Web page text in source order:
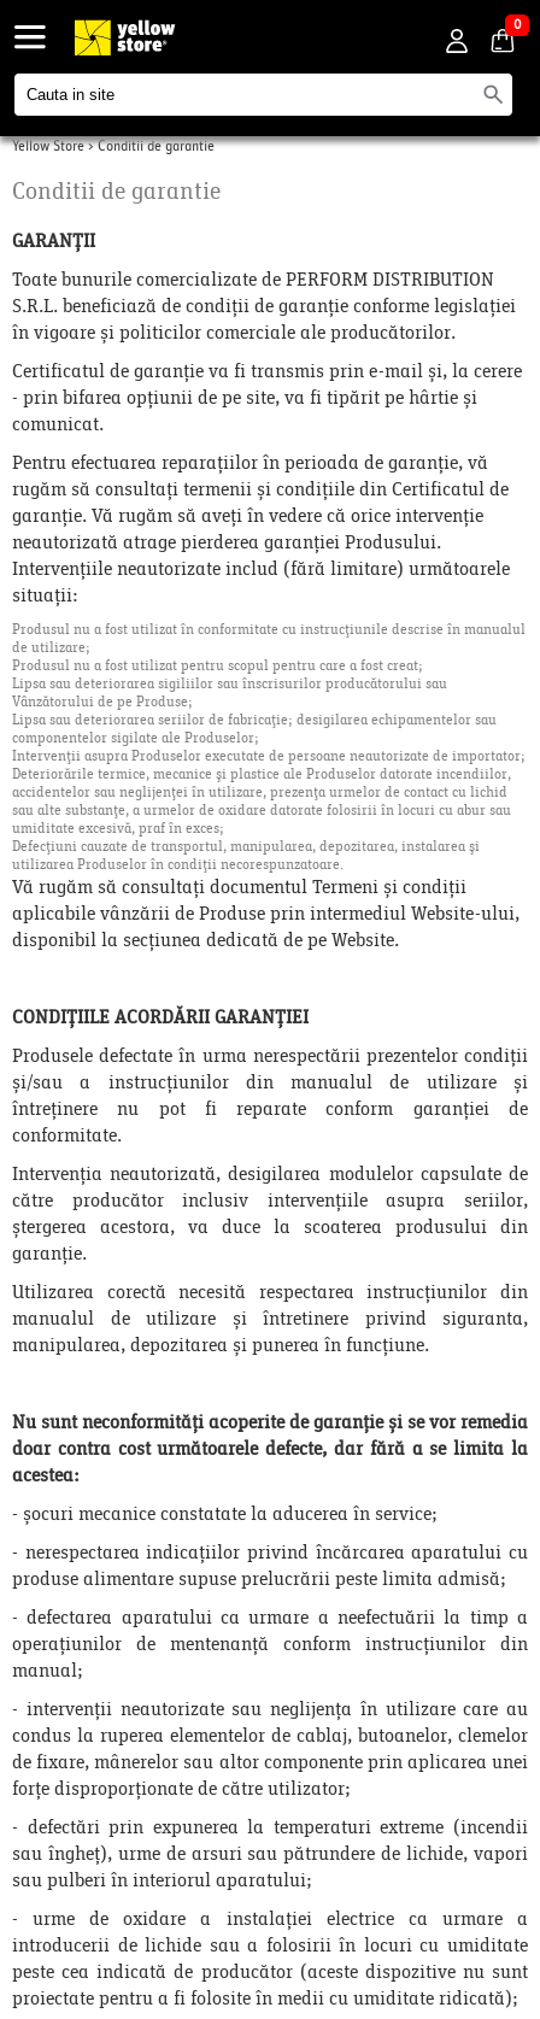
0
Yellow Store>Conditii de garantie
Conditii de garantie
GARANȚII
Toate bunurile comercializate de PERFORM DISTRIBUTION
S.R.L. beneficiază de condiții de garanție conforme legislației
în vigoare și politicilor comerciale ale producătorilor.
Certificatul de garanție va fi transmis prin e-mail și, la cerere
- prin bifarea opțiunii de pe site, va fi tipărit pe hârtie și
comunicat.
Pentru efectuarea reparațiilor în perioada de garanție, vă
rugăm să consultați termenii și condițiile din Certificatul de
garanție. Vă rugăm să aveți în vedere că orice intervenție
neautorizată atrage pierderea garanției Produsului.
Intervențiile neautorizate includ (fără limitare) următoarele
situații:
Produsul nu a fost utilizat în conformitate cu instrucţiunile descrise în manualul
de utilizare;
Produsul nu a fost utilizat pentru scopul pentru care a fost creat;
Lipsa sau deteriorarea sigiliilor sau înscrisurilor producătorului sau
Vânzătorului de pe Produse;
Lipsa sau deteriorarea seriilor de fabricaţie; desigilarea echipamentelor sau
componentelor sigilate ale Produselor;
Intervenţii asupra Produselor executate de persoane neautorizate de importator;
Deteriorările termice, mecanice şi plastice ale Produselor datorate incendiilor,
accidentelor sau neglijenţei în utilizare, prezenţa urmelor de contact cu lichid
sau alte substanţe, a urmelor de oxidare datorate folosirii în locuri cu abur sau
umiditate excesivă, praf în exces;
Defecţiuni cauzate de transportul, manipularea, depozitarea, instalarea şi
utilizarea Produselor în condiţii necorespunzatoare.
Vă rugăm să consultați documentul Termeni și condiții
aplicabile vânzării de Produse prin intermediul Website-ului,
disponibil la secțiunea dedicată de pe Website.
CONDIȚIILE ACORDĂRII GARANȚIEI
Produsele defectate în urma nerespectării prezentelor condiții
și/sau a instrucțiunilor din manualul de utilizare și
întreținere nu pot fi reparate conform garanției de
conformitate.
Intervenția neautorizată, desigilarea modulelor capsulate de
către producător inclusiv intervențiile asupra seriilor,
ștergerea acestora, va duce la scoaterea produsului din
garanție.
Utilizarea corectă necesită respectarea instrucțiunilor din
manualul de utilizare și întretinere privind siguranta,
manipularea, depozitarea și punerea în funcțiune.
Nu sunt neconformități acoperite de garanție și se vor remedia
doar contra cost următoarele defecte, dar fără a se limita la
acestea:
- șocuri mecanice constatate la aducerea în service;
- nerespectarea indicațiilor privind încărcarea aparatului cu
produse alimentare supuse prelucrării peste limita admisă;
- defectarea aparatului ca urmare a neefectuării la timp a
operațiunilor de mentenanță conform instrucțiunilor din
manual;
- intervenții neautorizate sau neglijența în utilizare care au
condus la ruperea elementelor de cablaj, butoanelor, clemelor
de fixare, mânerelor sau altor componente prin aplicarea unei
forțe disproporționate de către utilizator;
- defectări prin expunerea la temperaturi extreme (incendii
sau îngheț), urme de arsuri sau pătrundere de lichide, vapori
sau pulberi în interiorul aparatului;
- urme de oxidare a instalației electrice ca urmare a
introducerii de lichide sau a folosirii în locuri cu umiditate
peste cea indicată de producător (aceste dispozitive nu sunt
proiectate pentru a fi folosite în medii cu umiditate ridicată);